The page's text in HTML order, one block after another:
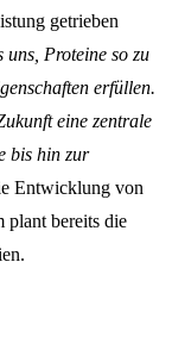
getrieben
Proteine so zu
erfüllen.
eine zentrale
bis hin zur
Entwicklung von
bereits die